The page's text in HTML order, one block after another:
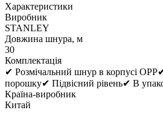
Характеристики
Виробник
STANLEY
Довжина шнура, м
30
Комплектація
✔ Розмічальний шнур в корпусі
порошку✔ Підвісний рівень✔ В
Країна-виробник
Китай